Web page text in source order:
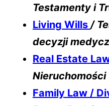
Testamenty i
Living Wills /
decyzji
Real Estate
Nieruchomości
Family Law /